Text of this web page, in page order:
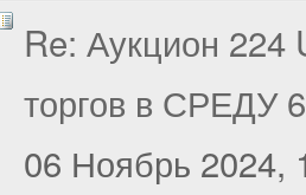
Re: Аукцион 224
торгов в СРЕДУ
06 Ноябрь 2024,